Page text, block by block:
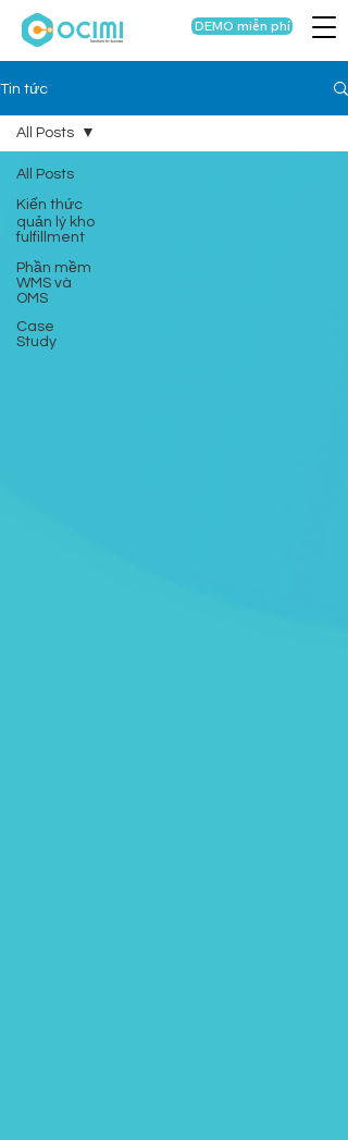
DEMO miễn phí
Tin tức
All Posts
Kiến thức
quản lý kho
fulfillment
Phần mềm
WMS và
OMS
Case
Study
All Posts